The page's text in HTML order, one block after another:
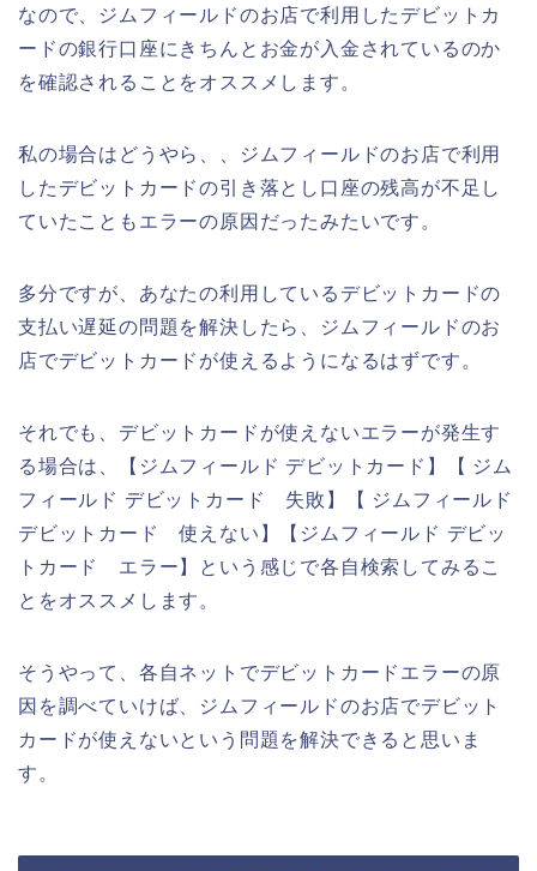
なので、ジムフィールドのお店で利用したデビットカ
ードの銀行口座にきちんとお金が入金されているのか
を確認されることをオススメします。
私の場合はどうやら、、ジムフィールドのお店で利用
したデビットカードの引き落とし口座の残高が不足し
ていたこともエラーの原因だったみたいです。
多分ですが、あなたの利用しているデビットカードの
支払い遅延の問題を解決したら、ジムフィールドのお
店でデビットカードが使えるようになるはずです。
それでも、デビットカードが使えないエラーが発生す
る場合は、【ジムフィールド デビットカード】【 ジム
フィールド デビットカード 失敗】【 ジムフィールド
デビットカード 使えない】【ジムフィールド デビッ
トカード エラー】という感じで各自検索してみるこ
とをオススメします。
そうやって、各自ネットでデビットカードエラーの原
因を調べていけば、ジムフィールドのお店でデビット
カードが使えないという問題を解決できると思いま
す。